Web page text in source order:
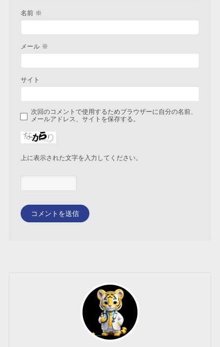
名前 ※
メール ※
サイト
次回のコメントで使用するためブラウザーに自分の名前、
メールアドレス、サイトを保存する。
上に表示された文字を入力してください。